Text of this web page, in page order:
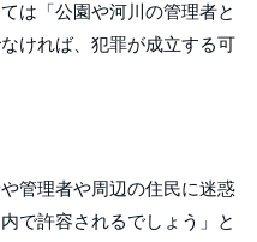
は「公園や河川の管理者と
ければ、犯罪が成立する可
管理者や周辺の住民に迷惑
で許容されるでしょう」と